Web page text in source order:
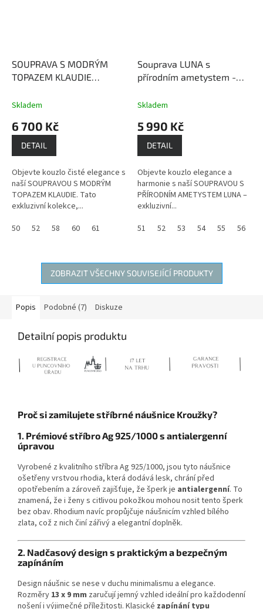
SOUPRAVA S MODRÝM
TOPAZEM KLAUDIE
PŘÍVĚSEK S ŘETÍZKEM,
vnitřní sílu a
sebeuvědomění
Skladem
6 700 Kč
DETAIL
Objevte kouzlo čisté elegance s
naší SOUPRAVOU S MODRÝM
TOPAZEM KLAUDIE. Tato
exkluzivní kolekce,...
50
52 58 60 61
Souprava LUNA s
přírodním ametystem -
řetízkem, prsten
ochrannou silou
Skladem
5 990 Kč
DETAIL
Objevte kouzlo elegance a
harmonie s naší SOUPRAVOU S
PŘÍRODNÍM AMETYSTEM LUNA –
exkluzivní...
51
52 53 54 55 56
ZOBRAZIT VŠECHNY SOUVISEJÍCÍ PRODUKTY
Popis Podobné (7) Diskuze
Detailní popis produktu
Proč si zamilujete stříbrné náušnice Kroužky?
1. Prémiové stříbro Ag 925/1000 s antialergenní
úpravou
Vyrobené z kvalitního stříbra Ag 925/1000, jsou tyto náušnice
ošetřeny vrstvou rhodia, která dodává lesk, chrání před
opotřebením a zároveň zajišťuje, že šperk je antialergenní. To
znamená, že i ženy s citlivou pokožkou mohou nosit tento šperk
bez obav. Rhodium navíc propůjčuje náušnicím vzhled bílého
zlata, což z nich činí zářivý a elegantní doplněk.
2. Nadčasový design s praktickým a bezpečným
zapínáním
Design náušnic se nese v duchu minimalismu a elegance.
Rozměry 13 x 9 mm zaručují jemný vzhled ideální pro každodenní
nošení i výjimečné příležitosti. Klasické zapínání typu